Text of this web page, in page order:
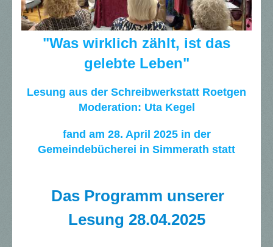
"Was wirklich zählt, ist das
gelebte Leben"
Lesung aus der Schreibwerkstatt Roetgen
Moderation: Uta Kegel
fand am 28. April 2025 in der
Gemeindebücherei in Simmerath statt
Das Programm unserer
Lesung 28.04.2025